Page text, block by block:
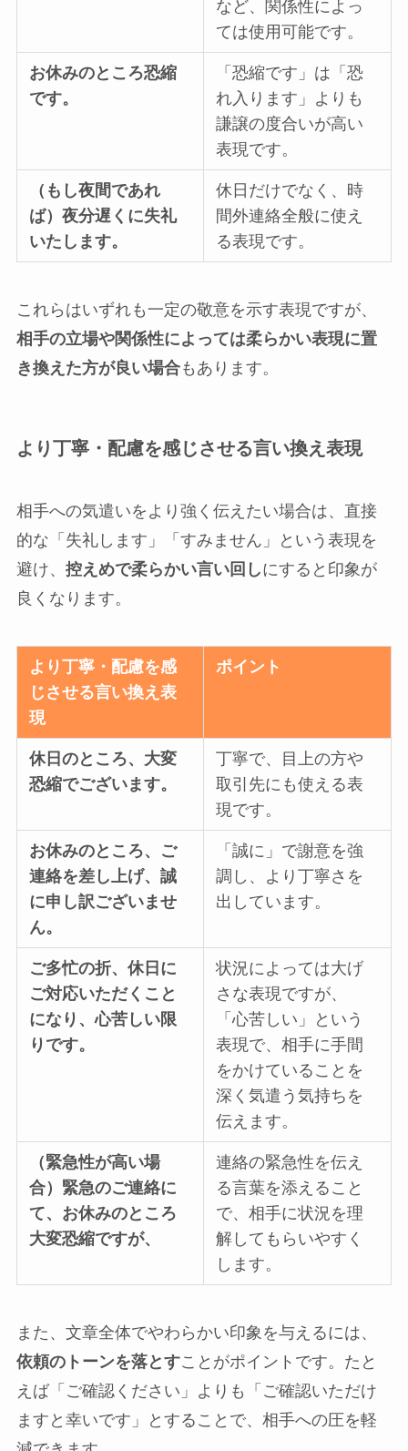
など、関係性によっ
ては使用可能です。
お休みのところ恐縮
です。
「恐縮です」は「恐
れ入ります」よりも
謙譲の度合いが高い
表現です。
（もし夜間であれ
ば）夜分遅くに失礼
いたします。
休日だけでなく、時
間外連絡全般に使え
る表現です。
これらはいずれも一定の敬意を示す表現ですが、
相手の立場や関係性によっては柔らかい表現に置
き換えた方が良い場合もあります。
より丁寧・配慮を感じさせる言い換え表現
相手への気遣いをより強く伝えたい場合は、直接
的な「失礼します」「すみません」という表現を
避け、 控えめで柔らかい言い回しにすると印象が
良くなります。
より丁寧・配慮を感
じさせる言い換え表
現
ポイント
休日のところ、大変
恐縮でございます。
丁寧で、目上の方や
取引先にも使える表
現です。
お休みのところ、ご
連絡を差し上げ、誠
に申し訳ございませ
ん。
「誠に」で謝意を強
調し、より丁寧さを
出しています。
ご多忙の折、休日に
ご対応いただくこと
になり、心苦しい限
りです。
状況によっては大げ
さな表現ですが、
「心苦しい」という
表現で、相手に手間
をかけていることを
深く気遣う気持ちを
伝えます。
（緊急性が高い場
合）緊急のご連絡に
て、お休みのところ
大変恐縮ですが、
連絡の緊急性を伝え
る言葉を添えること
で、相手に状況を理
解してもらいやすく
します。
また、文章全体でやわらかい印象を与えるには、
依頼のトーンを落とすことがポイントです。たと
えば「ご確認ください」よりも「ご確認いただけ
ますと幸いです」とすることで、相手への圧を軽